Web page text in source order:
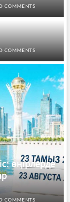
COMMENTS
COMMENTS
өңірлерде
COMMENTS